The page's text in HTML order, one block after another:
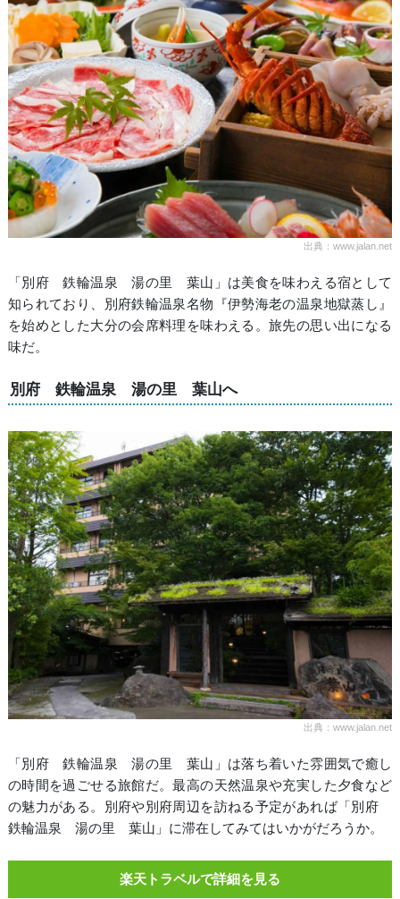
出典：www.jalan.net
「別府 鉄輪温泉 湯の里 葉山」は美食を味わえる宿として
知られており、別府鉄輪温泉名物『伊勢海老の温泉地獄蒸し』
を始めとした大分の会席料理を味わえる。旅先の思い出になる
味だ。
別府 鉄輪温泉 湯の里 葉山へ
出典：www.jalan.net
「別府 鉄輪温泉 湯の里 葉山」は落ち着いた雰囲気で癒し
の時間を過ごせる旅館だ。最高の天然温泉や充実した夕食など
の魅力がある。別府や別府周辺を訪ねる予定があれば「別府
鉄輪温泉 湯の里 葉山」に滞在してみてはいかがだろうか。
楽天トラベルで詳細を見る